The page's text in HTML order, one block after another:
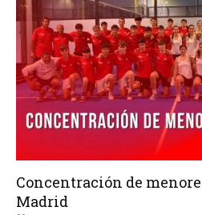
Concentración de
Madrid